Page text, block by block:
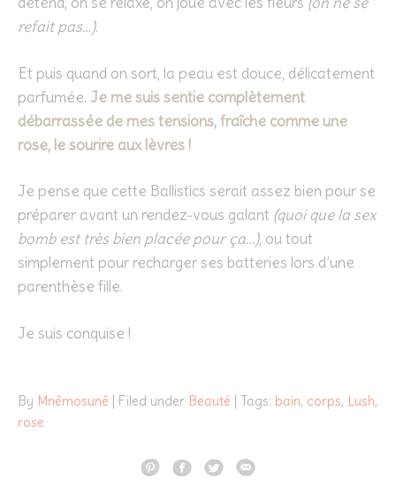
refait pas…).
Et puis quand on sort, la peau est douce, délicatement
parfumée. Je me suis sentie complètement
débarrassée de mes tensions, fraîche comme une
rose, le sourire aux lèvres !
Je pense que cette Ballistics serait assez bien pour se
préparer avant un rendez-vous galant (quoi que la sex
bomb est très bien placée pour ça…), ou tout
simplement pour recharger ses batteries lors d’une
parenthèse fille.
Je suis conquise !
By Mnêmosunê | Filed under Beauté | Tags: bain, corps, Lush,
rose